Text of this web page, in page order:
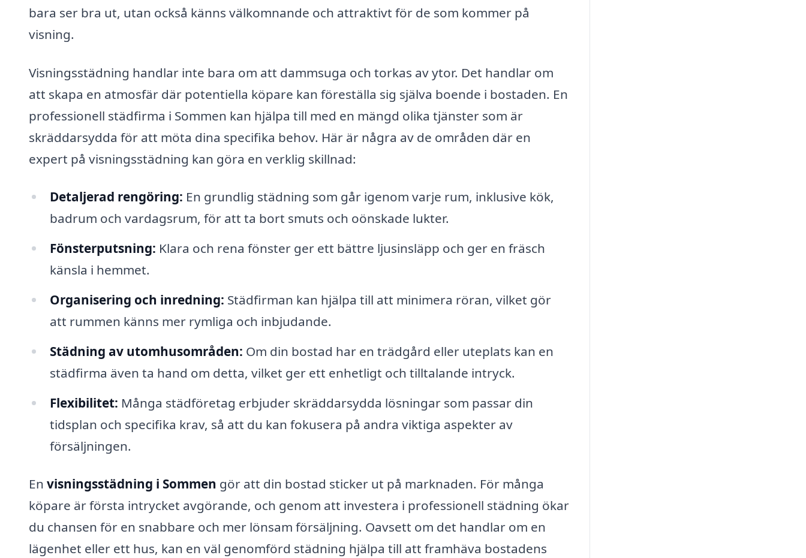
bara ser bra ut, utan också känns välkomnande och attraktivt för de som kommer på
visning.
Visningsstädning handlar inte bara om att dammsuga och torkas av ytor. Det handlar om
att skapa en atmosfär där potentiella köpare kan föreställa sig själva boende i bostaden. En
professionell städfirma i Sommen kan hjälpa till med en mängd olika tjänster som är
skräddarsydda för att möta dina specifika behov. Här är några av de områden där en
expert på visningsstädning kan göra en verklig skillnad:
Detaljerad rengöring: En grundlig städning som går igenom varje rum, inklusive kök,
badrum och vardagsrum, för att ta bort smuts och oönskade lukter.
Fönsterputsning: Klara och rena fönster ger ett bättre ljusinsläpp och ger en fräsch
känsla i hemmet.
Organisering och inredning: Städfirman kan hjälpa till att minimera röran, vilket gör
att rummen känns mer rymliga och inbjudande.
Städning av utomhusområden: Om din bostad har en trädgård eller uteplats kan en
städfirma även ta hand om detta, vilket ger ett enhetligt och tilltalande intryck.
Flexibilitet: Många städföretag erbjuder skräddarsydda lösningar som passar din
tidsplan och specifika krav, så att du kan fokusera på andra viktiga aspekter av
försäljningen.
En visningsstädning i Sommen gör att din bostad sticker ut på marknaden. För många
köpare är första intrycket avgörande, och genom att investera i professionell städning ökar
du chansen för en snabbare och mer lönsam försäljning. Oavsett om det handlar om en
lägenhet eller ett hus, kan en väl genomförd städning hjälpa till att framhäva bostadens